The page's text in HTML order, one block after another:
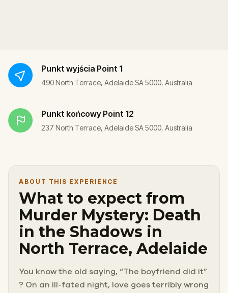
Punkt wyjścia Point 1
490 North Terrace, Adelaide SA 5000, Australia
Punkt końcowy Point 12
237 North Terrace, Adelaide SA 5000, Australia
ABOUT THIS EXPERIENCE
What to expect from
Murder Mystery: Death
in the Shadows in
North Terrace, Adelaide
You know the old saying, “The boyfriend did it”
? On an ill-fated night, love goes terribly wrong